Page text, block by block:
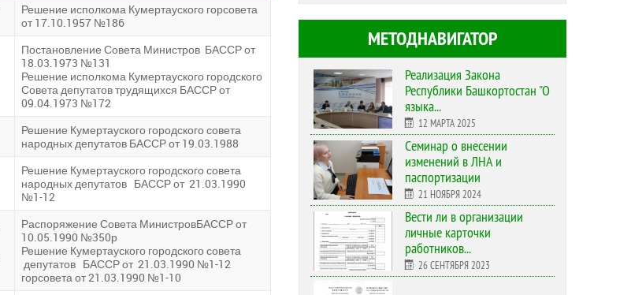
Решение исполкома Кумертауского горсовета
от 17.10.1957 №186
Постановление Совета Министров БАССР от
18.03.1973 №131
Решение исполкома Кумертауского городского
Совета депутатов трудящихся БАССР от
09.04.1973 №172
Решение Кумертауского городского совета
народных депутатов БАССР от 19.03.1988
Решение Кумертауского городского совета
народных депутатов БАССР от 21.03.1990
№1-12
Распоряжение Совета МинистровБАССР от
10.05.1990 №350р
Решение Кумертауского городского совета
депутатов БАССР от 21.03.1990 №1-12
горсовета от 21.03.1990 №1-10
МЕТОДНАВИГАТОР
Реализация Закона
Республики Башкортостан "О
языка...
12 МАРТА 2025
Cеминар о внесении
изменений в ЛНА и
паспортизации
21 НОЯБРЯ 2024
Вести ли в организации
личные карточки
работников...
26 СЕНТЯБРЯ 2023